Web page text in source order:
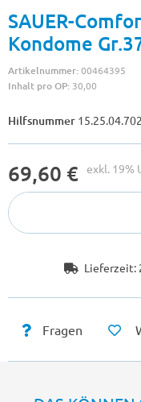
SAUER-
Kondome
Artikelnummer:00464395
Inhalt pro OP: 30,00
Hilfsnummer
69,60 € exkl. 19%
Lieferzeit:
Fragen